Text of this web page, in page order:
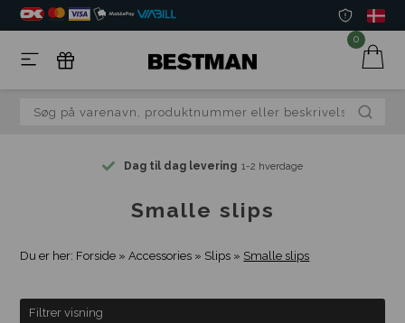
0
Dag til dag levering 1-2 hverdage
Smalle slips
Du er her: Forside »Accessories » Slips » Smalle slips
Filtrer visning